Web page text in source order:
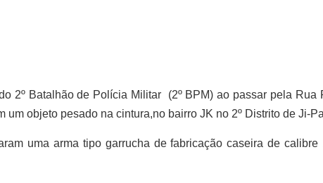
2º Batalhão de Polícia Militar (2º BPM) ao passar pela Rua
um objeto pesado na cintura,no bairro JK no 2º Distrito de Ji-
uma arma tipo garrucha de fabricação caseira de